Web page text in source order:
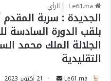
| الرأي
الجديدة : سربة
بلقب الدورة السادسة
الجلالة الملك محمد
التقليدية
Le61.ma 21 أكتوبر 2023